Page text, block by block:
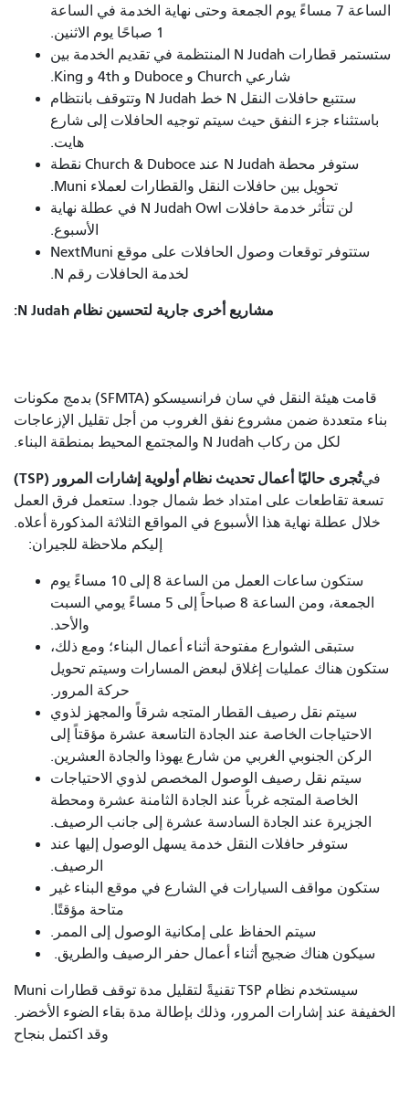
الساعة 7 مساءً يوم الجمعة وحتى نهاية الخدمة في الساعة
1 صباحًا يوم الاثنين.
ستستمر قطارات N Judah المنتظمة في تقديم الخدمة بين
شارعي Church و Duboce و 4th و King.
ستتبع حافلات النقل N خط N Judah وتتوقف بانتظام
باستثناء جزء النفق حيث سيتم توجيه الحافلات إلى شارع
هايت.
ستوفر محطة N Judah عند Church & Duboce نقطة
تحويل بين حافلات النقل والقطارات لعملاء Muni.
لن تتأثر خدمة حافلات N Judah Owl في عطلة نهاية
الأسبوع.
ستتوفر توقعات وصول الحافلات على موقع NextMuni
لخدمة الحافلات رقم N.
مشاريع أخرى جارية لتحسين نظام N Judah:
قامت هيئة النقل في سان فرانسيسكو (SFMTA) بدمج مكونات
بناء متعددة ضمن مشروع نفق الغروب من أجل تقليل الإزعاجات
لكل من ركاب N Judah والمجتمع المحيط بمنطقة البناء.
تُجرى حاليًا أعمال تحديث نظام أولوية إشارات المرور (TSP)في
تسعة تقاطعات على امتداد خط شمال جودا. ستعمل فرق العمل
خلال عطلة نهاية هذا الأسبوع في المواقع الثلاثة المذكورة أعلاه.
إليكم ملاحظة للجيران:
ستكون ساعات العمل من الساعة 8 إلى 10 مساءً يوم
الجمعة، ومن الساعة 8 صباحاً إلى 5 مساءً يومي السبت
والأحد.
ستبقى الشوارع مفتوحة أثناء أعمال البناء؛ ومع ذلك،
ستكون هناك عمليات إغلاق لبعض المسارات وسيتم تحويل
حركة المرور.
سيتم نقل رصيف القطار المتجه شرقاً والمجهز لذوي
الاحتياجات الخاصة عند الجادة التاسعة عشرة مؤقتاً إلى
الركن الجنوبي الغربي من شارع يهوذا والجادة العشرين.
سيتم نقل رصيف الوصول المخصص لذوي الاحتياجات
الخاصة المتجه غرباً عند الجادة الثامنة عشرة ومحطة
الجزيرة عند الجادة السادسة عشرة إلى جانب الرصيف.
ستوفر حافلات النقل خدمة يسهل الوصول إليها عند
الرصيف.
ستكون مواقف السيارات في الشارع في موقع البناء غير
متاحة مؤقتًا.
سيتم الحفاظ على إمكانية الوصول إلى الممر.
سيكون هناك ضجيج أثناء أعمال حفر الرصيف والطريق.
سيستخدم نظام TSP تقنيةً لتقليل مدة توقف قطارات Muni
الخفيفة عند إشارات المرور، وذلك بإطالة مدة بقاء الضوء الأخضر.
وقد اكتمل بنجاح